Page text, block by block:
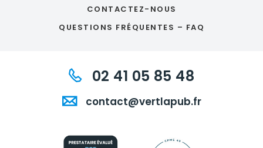
CONTACTEZ-NOUS
QUESTIONS FRÉQUENTES – FAQ
02 41 05 85 48
contact@vertlapub.fr